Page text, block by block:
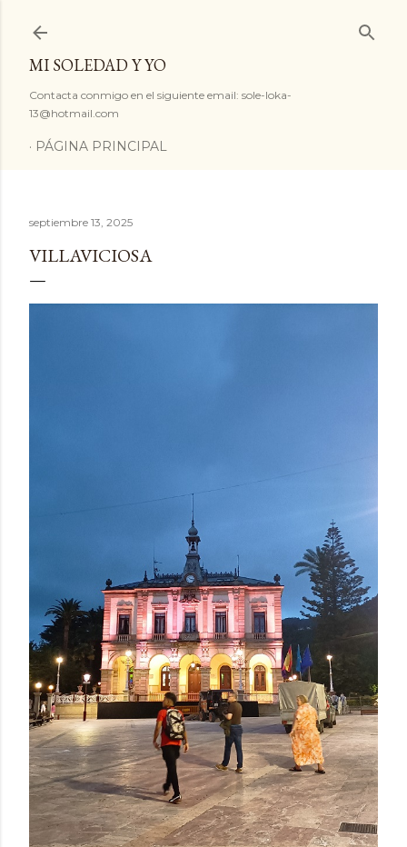
MI SOLEDAD Y YO
Contacta conmigo en el siguiente email: sole-loka-
13@hotmail.com
PÁGINA PRINCIPAL
septiembre 13, 2025
VILLAVICIOSA